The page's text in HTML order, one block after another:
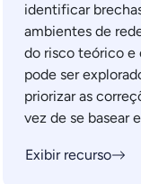
identificar
ambientes de
do risco teórico e
pode ser
priorizar as
vez de se basear
Exibir recurso